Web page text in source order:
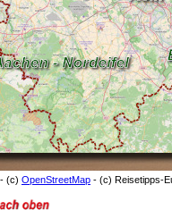
(c) OpenStreetMap - (c) Reisetipps-